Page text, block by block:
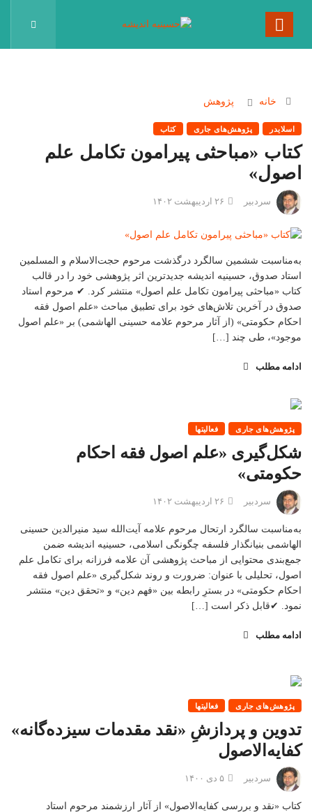
خانه پژوهش
اسلایدر پژوهش‌های جاری کتاب
کتاب «مباحثی پیرامون تکامل علم
اصول»
سردبیر
به‌مناسبت ششمین سالگرد درگذشت مرحوم حجت‌الاسلام و المسلمین
استاد صدوق، حسینیه اندیشه جدیدترین اثر پژوهشی خود را در قالب
کتاب «مباحثی پیرامون تکامل علم اصول» منتشر کرد. ✔ مرحوم استاد
صدوق در آخرین تلاش‌های خود برای تطبیق مباحث «علم اصول فقه
احکام حکومتی» (از آثار مرحوم علامه حسینی الهاشمی) بر «علم اصول
موجود»، طی چند […]
ادامه مطلب
پژوهش‌های جاری فعالیتها
شکل‌گیری «علم اصول فقه احکام
حکومتی»
سردبیر
به‌مناسبت سالگرد ارتحال مرحوم علامه آیت‌الله سید منیرالدین حسینی
الهاشمی بنیانگذار فلسفه چگونگی اسلامی، حسینیه اندیشه ضمن
جمع‌بندی محتوایی از مباحث پژوهشی آن علامه فرزانه برای تکامل علم
اصول، تحلیلی با عنوان: ضرورت و روند شکل‌گیری «علم اصول فقه
احکام حکومتی» در بسترِ رابطه بین «فهم دین» و «تحقق دین» منتشر
نمود. ✔قابل ذکر است […]
ادامه مطلب
پژوهش‌های جاری فعالیتها
تدوین و پردازشِ «نقد مقدمات سیزده‌گانه»
کفایه‌الاصول
سردبیر
کتاب «نقد و بررسی کفایه‌الاصول» از آثار ارزشمند مرحوم استاد